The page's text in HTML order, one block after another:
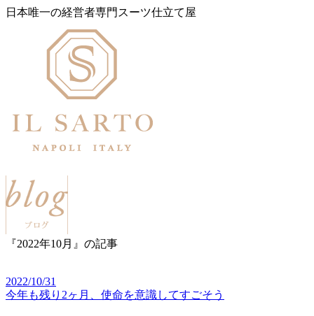
日本唯一の経営者専門スーツ仕立て屋
『2022年10月』の記事
2022/10/31
今年も残り2ヶ月、使命を意識してすごそう